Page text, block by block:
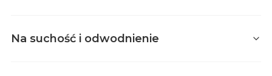
Na suchość i odwodnienie